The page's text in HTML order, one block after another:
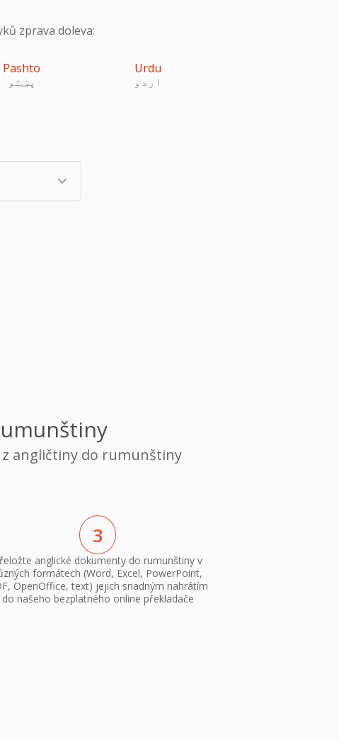
zprava doleva:
Pashto
پښتو
Urdu
اردو
angličtiny do rumunštiny
3
anglické dokumenty do rumunštiny v
formátech (Word, Excel, PowerPoint,
OpenOffice, text) jejich snadným nahrátím
do našeho bezplatného online překladače